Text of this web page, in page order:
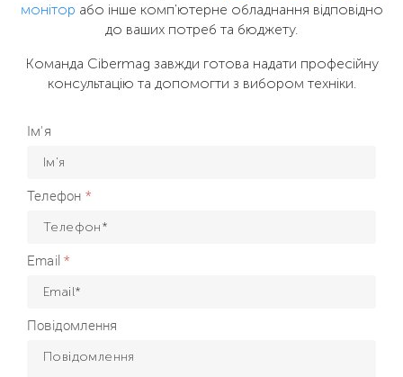
монітор або інше комп'ютерне обладнання відповідно
до ваших потреб та бюджету.
Команда Cibermag завжди готова надати професійну
консультацію та допомогти з вибором техніки.
Ім'я
Повідомлення
Телефон
Email